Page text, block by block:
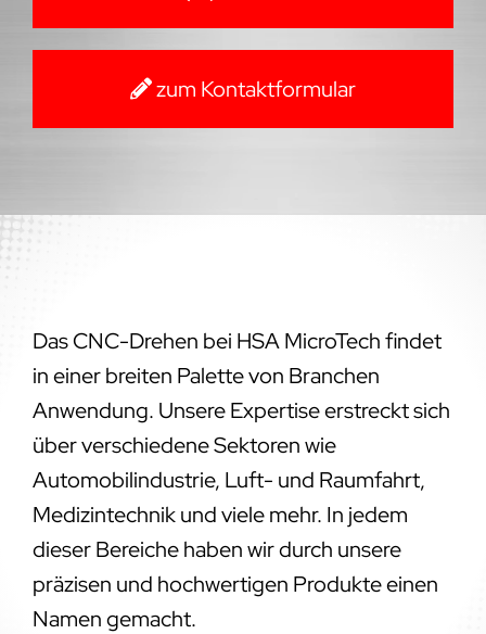
zum Kontaktformular
Das CNC-Drehen bei HSA MicroTech findet
in einer breiten Palette von Branchen
Anwendung. Unsere Expertise erstreckt sich
über verschiedene Sektoren wie
Automobilindustrie, Luft- und Raumfahrt,
Medizintechnik und viele mehr. In jedem
dieser Bereiche haben wir durch unsere
präzisen und hochwertigen Produkte einen
Namen gemacht.